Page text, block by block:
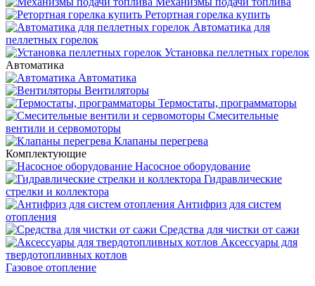
Ретортная горелка купить
Автоматика для
пеллетных горелок
Установка пеллетных горелок
Автоматика
Автоматика
Вентиляторы
Термостаты, программаторы
Смесительные
вентили и сервомоторы
Клапаны перегрева
Комплектующие
Насосное оборудование
Гидравлические
стрелки и коллектора
Антифриз для систем
отопления
Средства для чистки от сажи
Аксессуары для
твердотопливных котлов
Газовое отопление